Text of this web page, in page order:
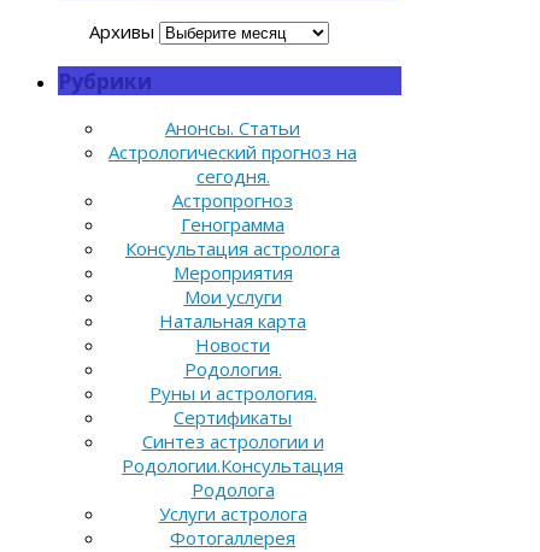
Архивы
Рубрики
Анонсы. Статьи
Астрологический прогноз на
сегодня.
Астропрогноз
Генограмма
Консультация астролога
Мероприятия
Мои услуги
Натальная карта
Новости
Родология.
Руны и астрология.
Сертификаты
Синтез астрологии и
Родологии.Консультация
Родолога
Услуги астролога
Фотогаллерея